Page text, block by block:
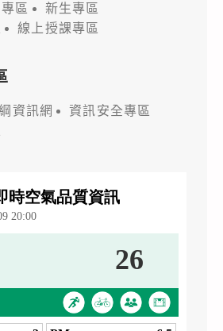
區
新生專區
線上授課專區
資訊網
資訊安全專區